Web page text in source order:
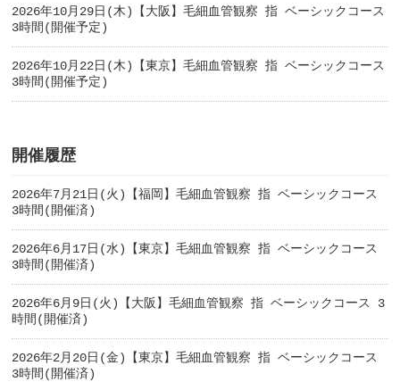
2026年10月29日(木)【大阪】毛細血管観察 指 ベーシックコース
3時間(開催予定)
2026年10月22日(木)【東京】毛細血管観察 指 ベーシックコース
3時間(開催予定)
開催履歴
2026年7月21日(火)【福岡】毛細血管観察 指 ベーシックコース
3時間(開催済)
2026年6月17日(水)【東京】毛細血管観察 指 ベーシックコース
3時間(開催済)
2026年6月9日(火)【大阪】毛細血管観察 指 ベーシックコース 3
時間(開催済)
2026年2月20日(金)【東京】毛細血管観察 指 ベーシックコース
3時間(開催済)